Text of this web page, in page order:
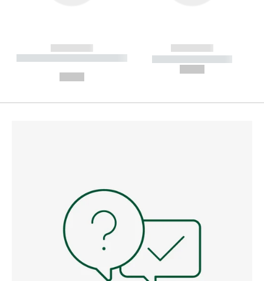
------------
----------- ----------- --------
------------
----------- -----------